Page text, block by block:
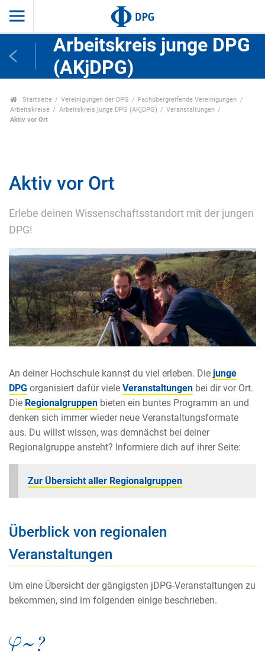
Arbeitskreis junge DPG
(AKjDPG)
Startseite Vereinigungen der DPG
Fachübergreifende Vereinigungen
Arbeitskreise
Arbeitskreis junge DPG (AKjDPG)
Veranstaltungen
Aktiv vor Ort
Aktiv vor Ort
Erlebe deinen Wissenschaftsstandort mit der jungen
DPG!
An deiner Hochschule kannst du viel erleben. Die junge
DPG organisiert dafür viele Veranstaltungen bei dir vor Ort.
Die Regionalgruppen bieten ein buntes Programm an und
denken sich immer wieder neue Veranstaltungsformate
aus. Du willst wissen, was demnächst bei deiner
Regionalgruppe ansteht? Informiere dich auf ihrer Seite:
Zur Übersicht aller Regionalgruppen
Überblick von regionalen
Veranstaltungen
Um eine Übersicht der gängigsten jDPG-Veranstaltungen zu
bekommen, sind im folgenden einige beschrieben.